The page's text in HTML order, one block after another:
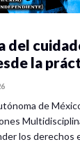
del
la
de
los derechos